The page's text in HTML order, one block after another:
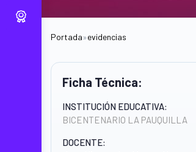
Portada»evidencias
Ficha Técnica:
INSTITUCIÓN EDUCATIVA:
BICENTENARIO LA PAUQUILLA
DOCENTE: